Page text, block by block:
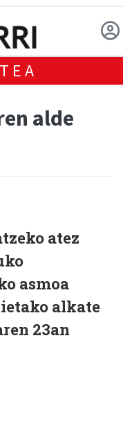
alde
atez
asmoa
alkate
23an